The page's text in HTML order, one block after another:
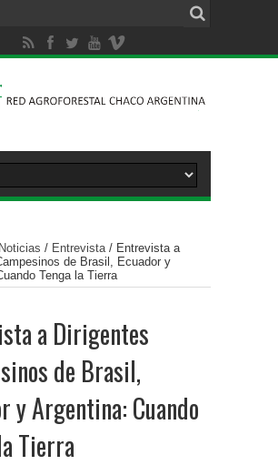
Noticias / Entrevista / Entrevista a
de Brasil, Ecuador y
Tenga la Tierra
a Dirigentes
de Brasil,
y Argentina: Cuando
Tierra